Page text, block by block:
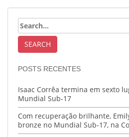
POSTS RECENTES
Isaac Corrêa termina em sexto
Mundial Sub-17
Com recuperação brilhante,
bronze no Mundial Sub-17, na